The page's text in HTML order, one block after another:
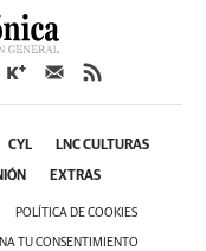
CYL LNC CULTURAS
EXTRAS
POLÍTICA DE COOKIES
TU CONSENTIMIENTO